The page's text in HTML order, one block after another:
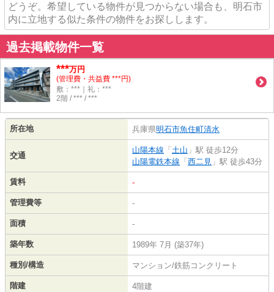
どうぞ。希望している物件が見つからない場合も、明石市
内に立地する似た条件の物件をお探しします。
過去掲載物件一覧
***万円
(管理費・共益費 ***円)
敷：***｜礼：***
2階 / *** / ***
所在地 兵庫県明石市魚住町清水
交通
山陽本線 「 土山 」駅 徒歩12分
山陽電鉄本線 「 西二見 」駅 徒歩43分
賃料 -
管理費等 -
面積 -
築年数 1989年 7月 (築37年)
種別/構造 マンション/鉄筋コンクリート
階建 4階建